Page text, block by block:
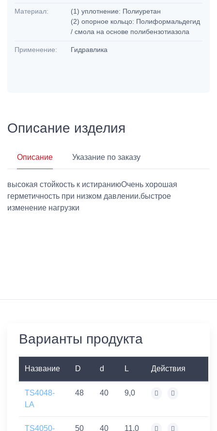
Материал:
(1) уплотнение: Полиуретан
(2) опорное кольцо: Полиформальдегид
/ смола на основе полибензотиазола
Применение: Гидравлика
Описание изделия
Описание Указание по заказу
высокая стойкость к истираниюОчень хорошая
герметичность при низком давлении.быстрое
изменение нагрузки
Варианты продукта
Название D d L Действия
TS4048-
LA
48 40 9,0
TS4050-
50 40 11,0